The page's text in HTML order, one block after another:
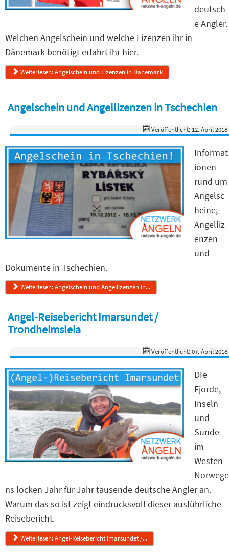
deutsch
e Angler.
Welchen Angelschein und welche Lizenzen ihr in
Dänemark benötigt erfahrt ihr hier.
Weiterlesen: Angelschein und Lizenzen in Dänemark
Angelschein und Angellizenzen in Tschechien
Veröffentlicht: 12. April 2018
Informat
ionen
rund um
Angelsc
heine,
Angelliz
enzen
und
Dokumente in Tschechien.
Weiterlesen: Angelschein und Angellizenzen in...
Angel-Reisebericht Imarsundet /
Trondheimsleia
Veröffentlicht: 07. April 2018
DIe
Fjorde,
Inseln
und
Sunde
im
Westen
Norwege
ns locken Jahr für Jahr tausende deutsche Angler an.
Warum das so ist zeigt eindrucksvoll dieser ausführliche
Reisebericht.
Weiterlesen: Angel-Reisebericht Imarsundet /...